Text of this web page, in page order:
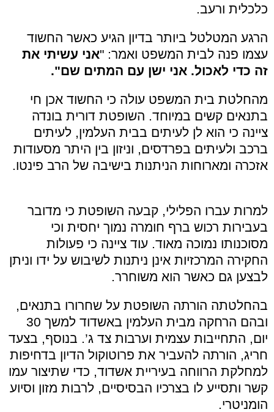
כלכלית ורעב.
הרגע המטלטל ביותר בדיון הגיע כאשר החשוד
עצמו פנה לבית המשפט ואמר: "אני עשיתי את
זה כדי לאכול. אני ישן עם המתים שם".
מהחלטת בית המשפט עולה כי החשוד אכן חי
בתנאים קשים במיוחד. השופטת דורית בונדה
ציינה כי הוא לן לעיתים בבית העלמין, לעיתים
ברכב ולעיתים בפרדסים, וניזון בין היתר מסעודות
אזכרה ומארוחות הניתנות בישיבה של הרב פינטו.
למרות עברו הפלילי, קבעה השופטת כי מדובר
בעבירות רכוש ברף חומרה נמוך יחסית וכי
מסוכנותו נמוכה מאוד. עוד ציינה כי פעולות
החקירה המרכזיות אינן ניתנות לשיבוש על ידו וניתן
לבצען גם כאשר הוא משוחרר.
בהחלטתה הורתה השופטת על שחרורו בתנאים,
ובהם הרחקה מבית העלמין באשדוד למשך 30
יום, התחייבות עצמית וערבות צד ג’. בנוסף, בצעד
חריג, הורתה להעביר את פרוטוקול הדיון בדחיפות
למחלקת הרווחה בעיריית אשדוד, כדי שתיצור עמו
קשר ותסייע לו בצרכיו הבסיסיים, לרבות מזון וסיוע
הומניטרי.